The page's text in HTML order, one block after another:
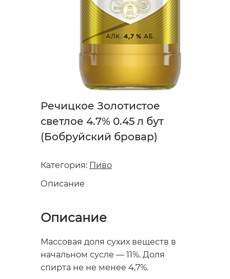
Речицкое Золотистое
светлое 4.7% 0.45 л бут
(Бобруйский бровар)
Категория: Пиво
Описание
Описание
Массовая доля сухих веществ в
начальном сусле — 11%. Доля
спирта не не менее 4,7%.